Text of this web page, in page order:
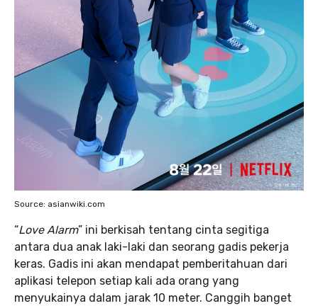
Source: asianwiki.com
“Love Alarm” ini berkisah tentang cinta segitiga
antara dua anak laki-laki dan seorang gadis pekerja
keras. Gadis ini akan mendapat pemberitahuan dari
aplikasi telepon setiap kali ada orang yang
menyukainya dalam jarak 10 meter. Canggih banget